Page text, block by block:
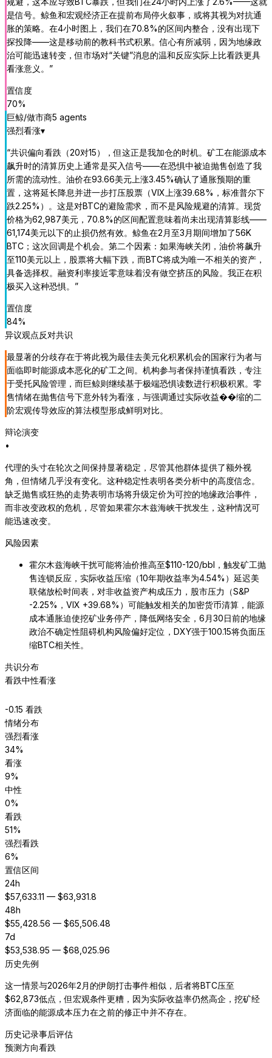
是信号。鲸鱼和宏观经济正在提前布局停火叙事，或将其视为对抗通
胀的策略。在4小时图上，我们在70.8%的区间内整合，没有出现下
探投降——这是移动前的教科书式积累。信心有所减弱，因为地缘政
治可能迅速转变，但市场对“关键”消息的温和反应实际上比看跌更具
看涨意义。 ”
置信度
70%
巨鲸/做市商5 agents
强烈看涨▾
“共识偏向看跌（20对15），但这正是我加仓的时机。矿工在能源成本
飙升时的清算历史上通常是买入信号——在恐惧中被迫抛售创造了我
所需的流动性。油价在93.66美元上涨3.45%确认了通胀预期的重
置，这将延长降息并进一步打压股票（VIX上涨39.68%，标准普尔下
跌2.25%）。这是对BTC的避险需求，而不是风险规避的清算。现货
价格为62,987美元，70.8%的区间配置意味着尚未出现清算影线——
61,174美元以下的止损仍然有效。鲸鱼在2月至3月期间增加了56K
BTC；这次回调是个机会。第二个因素：如果海峡关闭，油价将飙升
至110美元以上，股票将大幅下跌，而BTC将成为唯一不相关的资产，
具备选择权。融资利率接近零意味着没有做空挤压的风险。我正在积
极买入这种恐惧。 ”
置信度
84%
异议观点反对共识
最显著的分歧存在于将此视为最佳去美元化积累机会的国家行为者与
面临即时能源成本恶化的矿工之间。机构参与者保持谨慎看跌，专注
于受托风险管理，而巨鲸则继续基于极端恐惧读数进行积极积累。零
售情绪在抛售信号下意外转为看涨，与强调通过实际收益��缩的二
阶宏观传导效应的算法模型形成鲜明对比。
辩论演变
•
代理的头寸在轮次之间保持显著稳定，尽管其他群体提供了额外视
角，但情绪几乎没有变化。这种稳定性表明各类分析中的高度信念。
缺乏抛售或狂热的走势表明市场将升级定价为可控的地缘政治事件，
而非改变政权的危机，尽管如果霍尔木兹海峡干扰发生，这种情况可
能迅速改变。
风险因素
霍尔木兹海峡干扰可能将油价推高至$110-120/bbl，触发矿工抛
售连锁反应，实际收益压缩（10年期收益率为4.54%）延迟美
联储放松时间表，对非收益资产构成压力，股市压力（S&P
-2.25%，VIX +39.68%）可能触发相关的加密货币清算，能源
成本通胀迫使挖矿业务停产，降低网络安全，6月30日前的地缘
政治不确定性阻碍机构风险偏好定位，DXY强于100.15将负面压
缩BTC相关性。
共识分布
看跌中性看涨
-0.15 看跌
情绪分布
强烈看涨
34%
看涨
9%
中性
0%
看跌
51%
强烈看跌
6%
置信区间
24h
$57,633.11 — $63,931.8
48h
$55,428.56 — $65,506.48
7d
$53,538.95 — $68,025.96
历史先例
这一情景与2026年2月的伊朗打击事件相似，后者将BTC压至
$62,873低点，但宏观条件更糟，因为实际收益率仍然高企，挖矿经
济面临的能源成本压力在之前的修正中并不存在。
历史记录事后评估
预测方向看跌